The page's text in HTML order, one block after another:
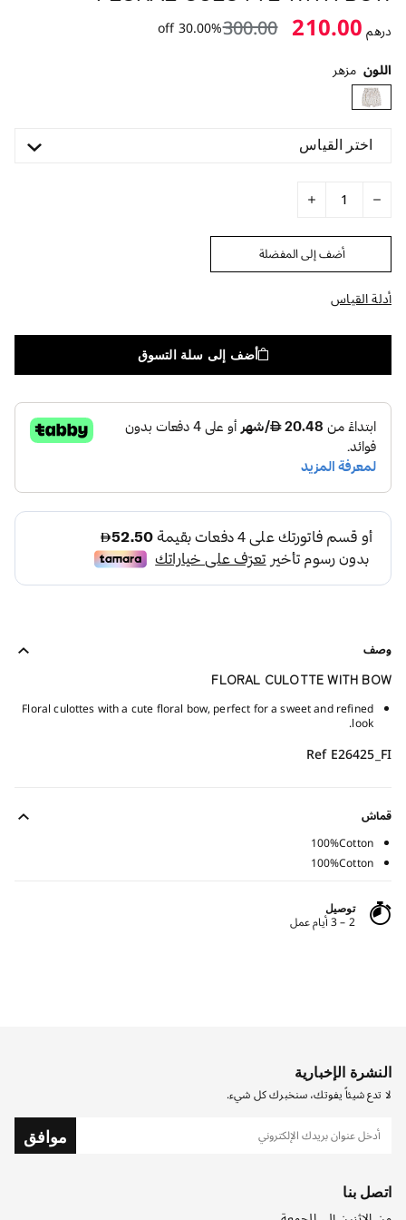
درهم210.00
300.00
30.00% off
اللون مزهر
اختر القياس
أضف إلى المفضلة
أدلة القياس
أضف إلى سلة التسوق
وصف
FLORAL CULOTTE WITH BOW
Floral culottes with a cute floral bow, perfect for a sweet and refined
look.
Ref E26425_FI
قماش
100%Cotton
100%Cotton
توصيل
2 – 3 أيام عمل
النشرة الإخبارية
لا تدع شيئاً يفوتك، سنخبرك كل شيء.
موافق
اتصل بنا